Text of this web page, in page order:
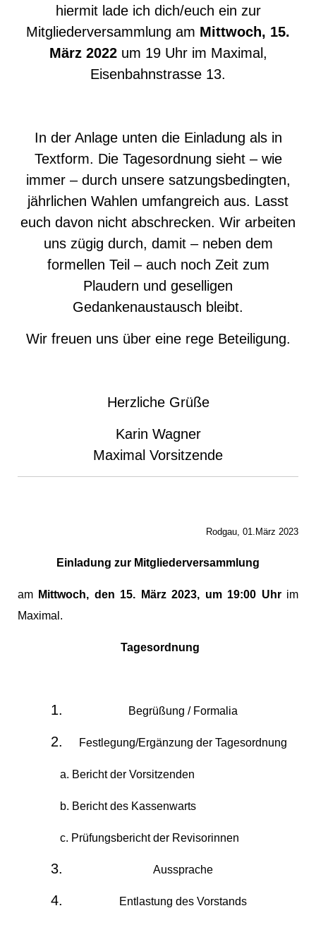
hiermit lade ich dich/euch ein zur
Mitgliederversammlung am Mittwoch, 15.
März 2022um 19 Uhr im Maximal,
Eisenbahnstrasse 13.
In der Anlage unten die Einladung als in
Textform. Die Tagesordnung sieht – wie
immer – durch unsere satzungsbedingten,
jährlichen Wahlen umfangreich aus. Lasst
euch davon nicht abschrecken. Wir arbeiten
uns zügig durch, damit – neben dem
formellen Teil – auch noch Zeit zum
Plaudern und geselligen
Gedankenaustausch bleibt.
Wir freuen uns über eine rege Beteiligung.
Herzliche Grüße
Karin Wagner
Maximal Vorsitzende
Rodgau, 01. März 2023
Einladung zur Mitgliederversammlung
am Mittwoch, den 15. März2023, um 19:00 Uhr im
Maximal .
Tagesordnung
Begrüßung / Formalia
Festlegung/Ergänzung der Tagesordnung
a. Bericht der Vorsitzenden
b. Bericht des Kassenwarts
c. Prüfungsbericht der Revisorinnen
Aussprache
Entlastung des Vorstands